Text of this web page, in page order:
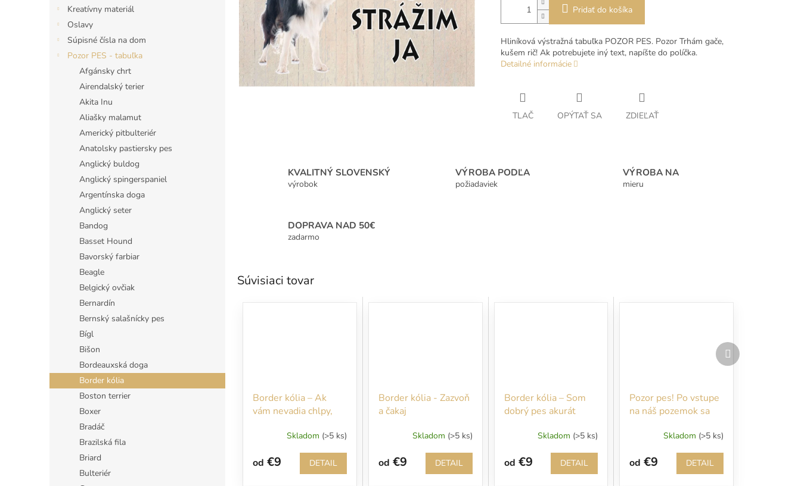
Kreatívny materiál
Oslavy
Súpisné čísla na dom
Pozor PES - tabuľka
Afgánsky chrt
Airendalský terier
Akita Inu
Aliašky malamut
Americký pitbulteriér
Anatolsky pastiersky pes
Anglický buldog
Anglický spingerspaniel
Argentínska doga
Anglický seter
Bandog
Basset Hound
Bavorský farbiar
Beagle
Belgický ovčiak
Bernardín
Bernský salašnícky pes
Bígl
Bišon
Bordeauxská doga
Border kólia
Boston terrier
Boxer
Bradáč
Brazilská fila
Briard
Bulteriér
Pridať do košíka
Hliníková výstražná tabuľka POZOR PES. Pozor Trhám gače,
kušem rič! Ak potrebujete iný text, napíšte do políčka.
Detailné informácie
TLAČ OPÝTAŤ SA ZDIEĽAŤ
KVALITNÝ SLOVENSKÝ
výrobok
VÝROBA PODĽA
požiadaviek
VÝROBA NA
mieru
DOPRAVA NAD 50€
zadarmo
Súvisiaci tovar
Border kólia – Ak
vám nevadia chlpy,
oblečení vstúpte!
Skladom (>5 ks)
od €9 DETAIL
Border kólia - Zazvoň
a čakaj
Skladom (>5 ks)
od €9 DETAIL
Border kólia – Som
dobrý pes akurát
Skladom (>5 ks)
od €9 DETAIL
Pozor pes! Po vstupe
na náš pozemok sa
venovať!!!Skladom (>5 ks)
od €9 DETAIL
Ďalší
produkt